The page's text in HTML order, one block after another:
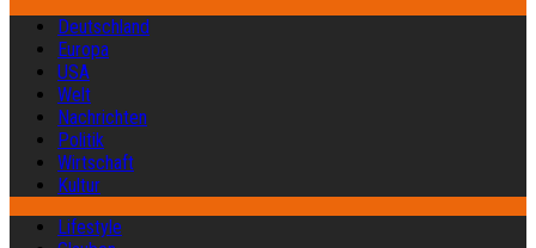
Deutschland
Europa
USA
Welt
Nachrichten
Politik
Wirtschaft
Kultur
Lifestyle